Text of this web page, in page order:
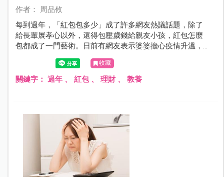
作者： 周品攸
每到過年，「紅包包多少」成了許多網友熱議話題，除了
給長輩展孝心以外，還得包壓歲錢給親友小孩，紅包怎麼
包都成了一門藝術。日前有網友表示婆婆擔心疫情升溫，
要居住在桃園的他們別返鄉過年，但該給的紅包一個也不
能少，要求期限內將紅包錢匯進婆婆戶頭，還指定其他孫
子的紅包金額，讓原PO相當傻眼。
收藏
關鍵字： 過年、 紅包、 理財、 教養